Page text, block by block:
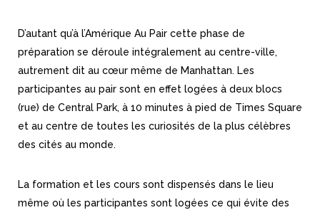
D’autant qu’à l’Amérique Au Pair cette phase de
préparation se déroule intégralement au centre-ville,
autrement dit au cœur même de Manhattan. Les
participantes au pair sont en effet logées à deux blocs
(rue) de Central Park, à 10 minutes à pied de Times Square
et au centre de toutes les curiosités de la plus célèbres
des cités au monde.
La formation et les cours sont dispensés dans le lieu
même où les participantes sont logées ce qui évite des